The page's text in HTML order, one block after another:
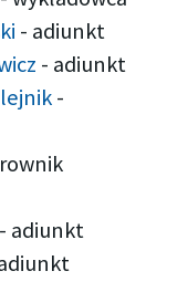
- adiunkt
- adiunkt
-
- adiunkt